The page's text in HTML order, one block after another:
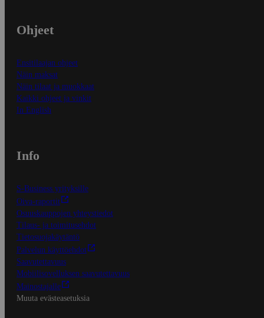
Ohjeet
Ensitilaajan ohjeet
Näin maksat
Näin tilaat ja muokkaat
Kaikki ohjeet ja vinkit
In English
Info
S-Business yrityksille
Oiva-raportit
Osuuskauppojen yhteystiedot
Tilaus- ja toimitusehdot
Tietosuojakäytäntö
Palvelun käyttöehdot
Saavutettavuus
Mobiilisovelluksen saavutettavuus
Mainostajalle
Muuta evästeasetuksia